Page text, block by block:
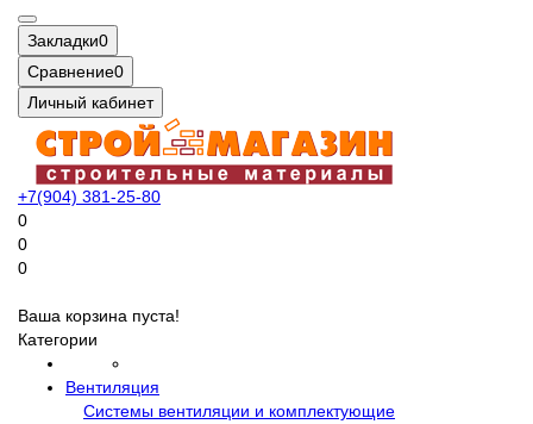
Закладки0
Сравнение0
Личный кабинет
+7(904) 381-25-80
0
0
0
Ваша корзина пуста!
Категории
Вентиляция
Системы вентиляции и комплектующие